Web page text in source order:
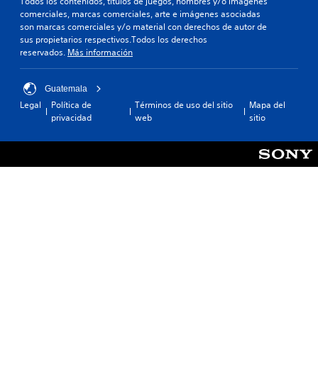
comerciales, marcas comerciales, arte e imágenes asociadas
son marcas comerciales y/o material con derechos de autor de
sus propietarios respectivos.Todos los derechos
reservados. Más información
Guatemala
Legal
Política de
privacidad
Términos de uso del sitio
web
Mapa del
sitio